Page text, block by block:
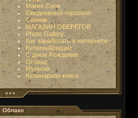
Магия Снов
Ежедневный гороскоп
Сонник
МАГАЗИН ОБЕРЕГОВ
Photo Gallery
Как заработать в интернете
Купоны&скидки
С днем Рождения
Огород
Мультик
Кулинарная книга
Облако